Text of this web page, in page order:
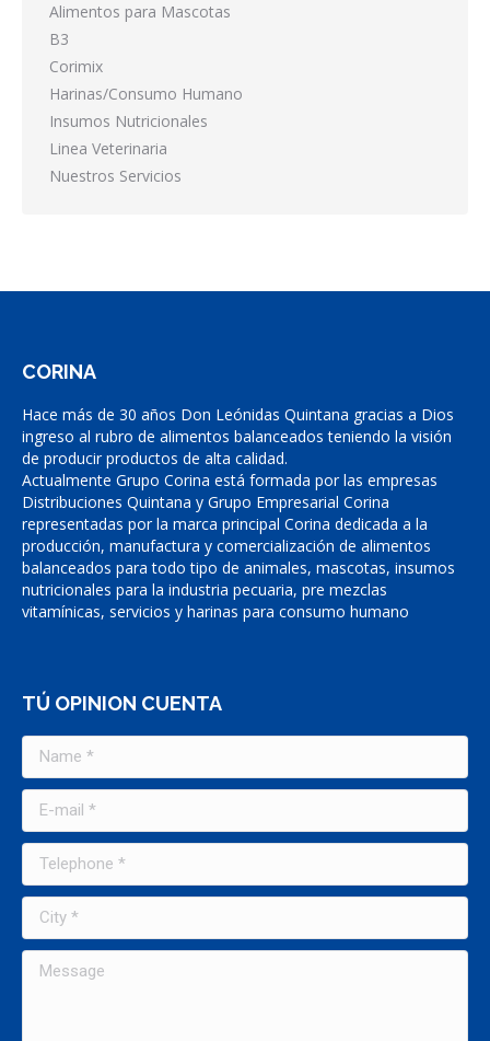
Alimentos para Mascotas
B3
Corimix
Harinas/Consumo Humano
Insumos Nutricionales
Linea Veterinaria
Nuestros Servicios
CORINA
Hace más de 30 años Don Leónidas Quintana gracias a Dios
ingreso al rubro de alimentos balanceados teniendo la visión
de producir productos de alta calidad.
Actualmente Grupo Corina está formada por las empresas
Distribuciones Quintana y Grupo Empresarial Corina
representadas por la marca principal Corina dedicada a la
producción, manufactura y comercialización de alimentos
balanceados para todo tipo de animales, mascotas, insumos
nutricionales para la industria pecuaria, pre mezclas
vitamínicas, servicios y harinas para consumo humano
TÚ OPINION CUENTA
Name *
E-mail *
Telephone *
City *
Message